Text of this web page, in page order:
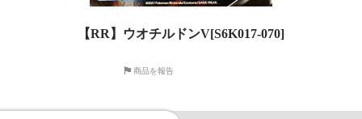
【RR】ウオチルドンV[S6K017-070]
商品を報告